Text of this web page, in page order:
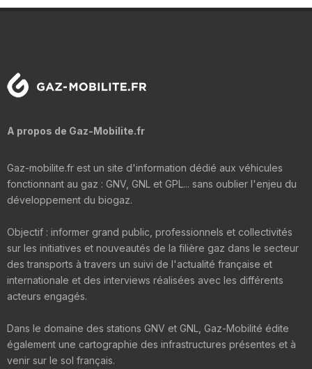
A propos de Gaz-Mobilite.fr
Gaz-mobilite.fr est un site d'information dédié aux véhicules
fonctionnant au gaz : GNV, GNL et GPL... sans oublier l'enjeu du
développement du biogaz.
Objectif : informer grand public, professionnels et collectivités
sur les initiatives et nouveautés de la filière gaz dans le secteur
des transports à travers un suivi de l'actualité française et
internationale et des interviews réalisées avec les différents
acteurs engagés.
Dans le domaine des stations GNV et GNL, Gaz-Mobilité édite
également une cartographie des infrastructures présentes et à
venir sur le sol français.